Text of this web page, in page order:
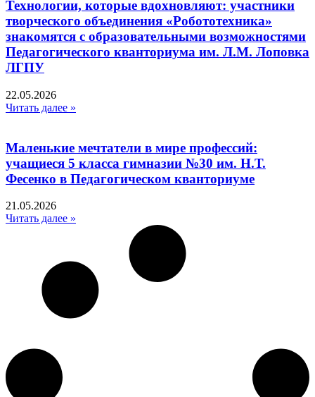
Технологии, которые вдохновляют: участники
творческого объединения «Робототехника»
знакомятся с образовательными возможностями
Педагогического кванториума им. Л.М. Лоповка
ЛГПУ
22.05.2026
Читать далее »
Маленькие мечтатели в мире профессий:
учащиеся 5 класса гимназии №30 им. Н.Т.
Фесенко в Педагогическом кванториуме
21.05.2026
Читать далее »